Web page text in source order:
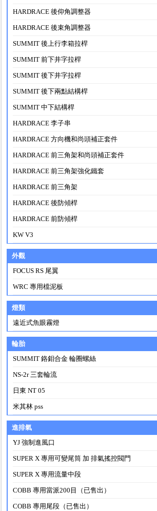
HARDRACE 後仰角調整器
HARDRACE 後束角調整器
SUMMIT 後上行李箱拉桿
SUMMIT 前下井字拉桿
SUMMIT 後下井字拉桿
SUMMIT 後下兩點結構桿
SUMMIT 中下結構桿
HARDRACE 李子串
HARDRACE 方向機和尚頭補正套件
HARDRACE 前三角架和尚頭補正套件
HARDRACE 前三角架強化鐵套
HARDRACE 前三角架
HARDRACE 後防傾桿
HARDRACE 前防傾桿
KW V3
外觀
FOCUS RS 尾翼
WRC 專用檔泥板
燈類
遠近式魚眼霧燈
輪胎
SUMMIT 鉻鉬合金 輪圈螺絲
NS-2r 三套輪流
日東 NT 05
米其林 pss
進排氣
YJ 強制進風口
SUPER X 專用可變尾筒 加 排氣搖控閥門
SUPER X 專用流量中段
COBB 專用當派200目（已售出）
COBB 專用尾段（已售出）